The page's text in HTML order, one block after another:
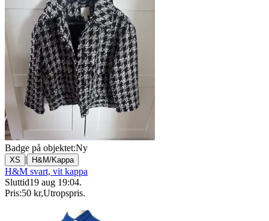
Badge på objektet:Ny
XS | H&M/Kappa
H&M svart, vit kappa
Sluttid19 aug 19:04.
Pris:50 kr,Utropspris.